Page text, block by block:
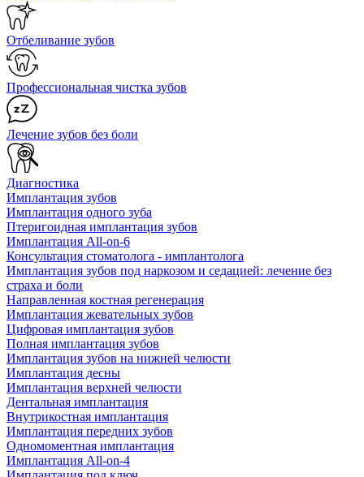
Отбеливание зубов
Профессиональная чистка зубов
Лечение зубов без боли
Диагностика
Имплантация зубов
Имплантация одного зуба
Птеригоидная имплантация зубов
Имплантация All-on-6
Консультация стоматолога - имплантолога
Имплантация зубов под наркозом и седацией: лечение без
страха и боли
Направленная костная регенерация
Имплантация жевательных зубов
Цифровая имплантация зубов
Полная имплантация зубов
Имплантация зубов на нижней челюсти
Имплантация десны
Имплантация верхней челюсти
Дентальная имплантация
Внутрикостная имплантация
Имплантация передних зубов
Одномоментная имплантация
Имплантация All-on-4